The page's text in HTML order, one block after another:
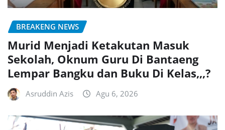
BREAKENG NEWS
Murid Menjadi Ketakutan Masuk
Sekolah, Oknum Guru Di Bantaeng
Lempar Bangku dan Buku Di Kelas,,,?
Asruddin Azis Agu 6, 2026